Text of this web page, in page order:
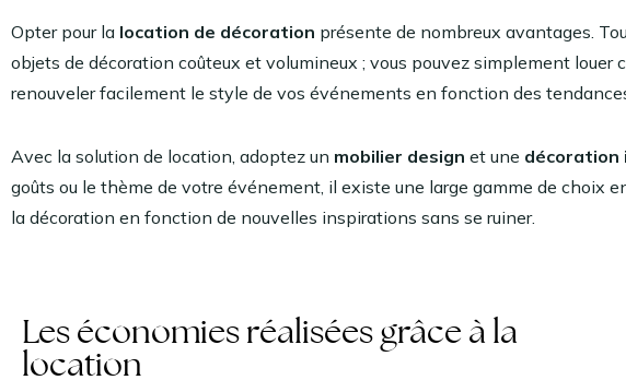
Opter pour la location de décoration présente de nombreux avantages.
objets de décoration coûteux et volumineux ; vous pouvez simplement
renouveler facilement le style de vos événements en fonction des
Avec la solution de location, adoptez un mobilier design et une décoration
goûts ou le thème de votre événement, il existe une large gamme de choix
la décoration en fonction de nouvelles inspirations sans se ruiner.
Les économies réalisées grâce à la
location